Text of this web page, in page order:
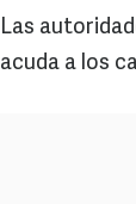
Las
acuda a los